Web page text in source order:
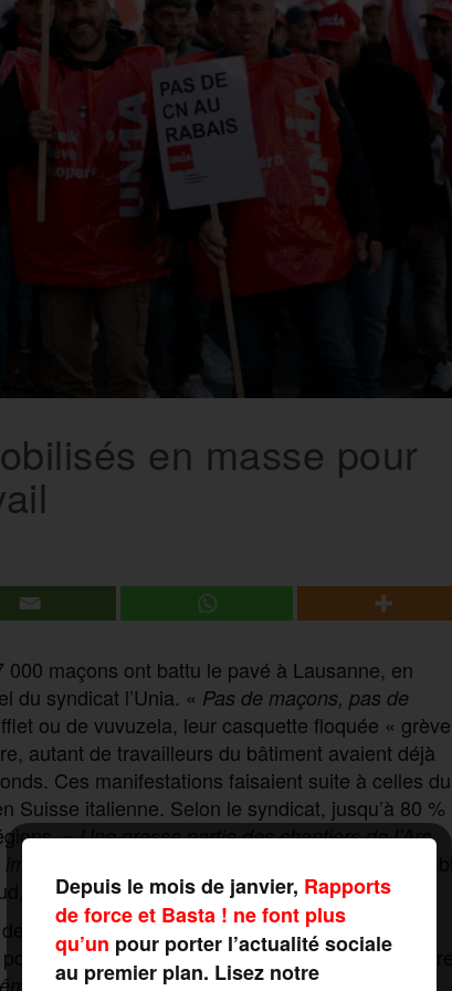
en masse pour
maçons ont battu le pavé à Lausanne, en
du syndicat l’Unia. « Pas de maçons, pas de
ou de vuvuzela, leur casquette floquée «
autant de travailleurs du bâtiment avaient déjà
Ces manifestations faisaient suite à celles du
Suisse italienne. Selon le syndicat, jusqu’à 80 %
«Une grosse partie des chantiers de l’Arc
qu’en 2022
», s’est réjoui Pietro
auprès de la Radio Télévision Suisse (RTS)
la nouvelle convention collective nationale du
mort, en raison de profonds désaccords entre
conditions que nos grands-pères
Depuis le mois de janvier, Rapports
de force et Basta ! ne font plus
qu’un pour porter l’actualité sociale
au premier plan. Lisez notre